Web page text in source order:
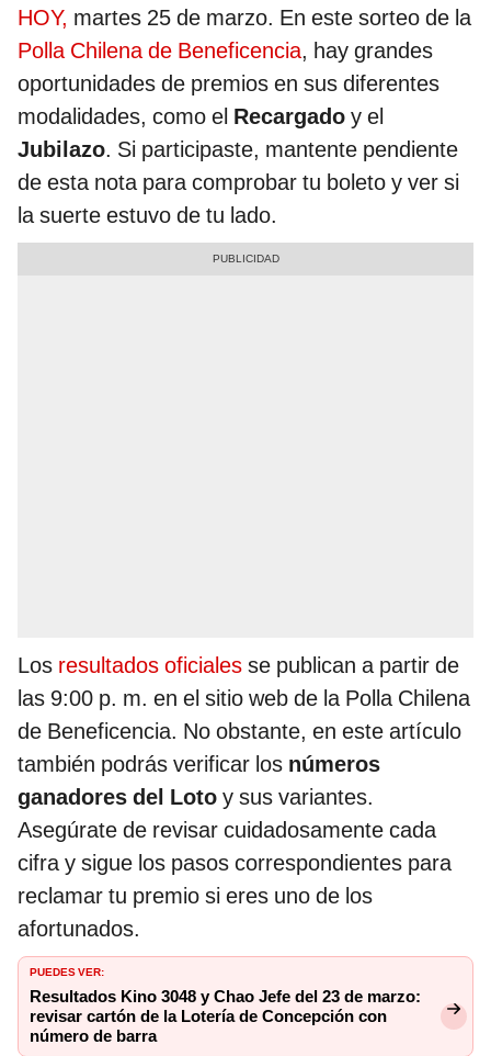
HOY, martes 25 de marzo. En este sorteo de la
Polla Chilena de Beneficencia, hay grandes
oportunidades de premios en sus diferentes
modalidades, como el Recargado y el
Jubilazo. Si participaste, mantente pendiente
de esta nota para comprobar tu boleto y ver si
la suerte estuvo de tu lado.
Los resultados oficiales se publican a partir de
las 9:00 p. m. en el sitio web de la Polla Chilena
de Beneficencia. No obstante, en este artículo
también podrás verificar los números
ganadores del Loto y sus variantes.
Asegúrate de revisar cuidadosamente cada
cifra y sigue los pasos correspondientes para
reclamar tu premio si eres uno de los
afortunados.
PUEDES VER:
Resultados Kino 3048 y Chao Jefe del 23 de marzo:
revisar cartón de la Lotería de Concepción con
número de barra